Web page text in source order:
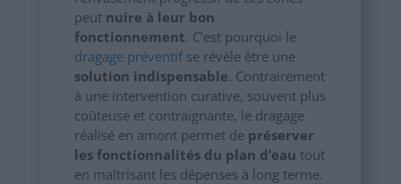
peut nuire à leur bon
fonctionnement. C’est pourquoi le
dragage préventifse révèle être une
solution indispensable. Contrairement
à une intervention curative, souvent plus
coûteuse et contraignante, le dragage
réalisé en amont permet de préserver
les fonctionnalités du plan d’eau tout
en maîtrisant les dépenses à long terme.